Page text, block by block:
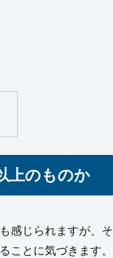
上のものか
感じられますが、そ
ことに気づきます。